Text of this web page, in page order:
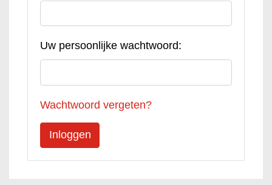
Uw persoonlijke wachtwoord:
Wachtwoord vergeten?